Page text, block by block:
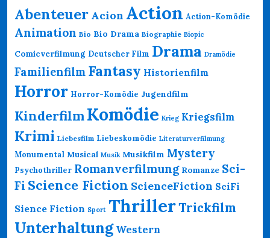
Abenteuer Acion Action Action-Komödie
Animation Bio Bio Drama Biographie Biopic
Comicverfilmung Deutscher Film Drama Dramödie
Familienfilm Fantasy Historienfilm
Horror Horror-Komödie Jugendfilm
KinderfilmKomödie Krieg Kriegsfilm
Krimi Liebesfilm Liebeskomödie Literaturverfilmung
Monumental Musical Musik Musikfilm Mystery
Psychothriller Romanverfilmung Romanze Sci-
Fi Science Fiction ScienceFiction SciFi
Sience Fiction Sport ThrillerTrickfilm
Unterhaltung Western